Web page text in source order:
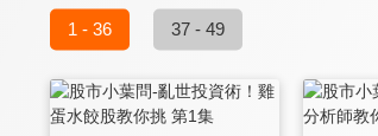
1 - 36 37 - 49